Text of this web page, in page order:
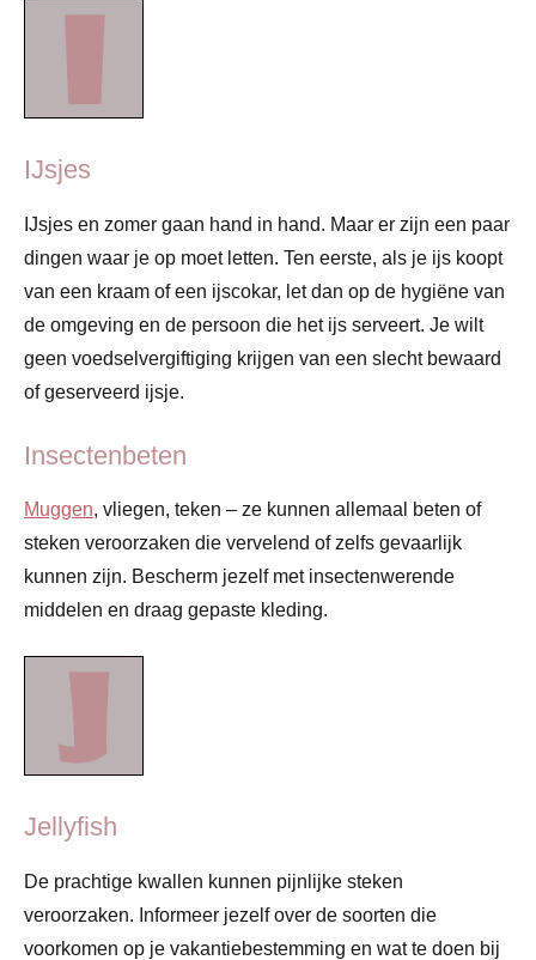
IJsjes
IJsjes en zomer gaan hand in hand. Maar er zijn een paar
dingen waar je op moet letten. Ten eerste, als je ijs koopt
van een kraam of een ijscokar, let dan op de hygiëne van
de omgeving en de persoon die het ijs serveert. Je wilt
geen voedselvergiftiging krijgen van een slecht bewaard
of geserveerd ijsje.
Insectenbeten
Muggen, vliegen, teken – ze kunnen allemaal beten of
steken veroorzaken die vervelend of zelfs gevaarlijk
kunnen zijn. Bescherm jezelf met insectenwerende
middelen en draag gepaste kleding.
Jellyfish
De prachtige kwallen kunnen pijnlijke steken
veroorzaken. Informeer jezelf over de soorten die
voorkomen op je vakantiebestemming en wat te doen bij